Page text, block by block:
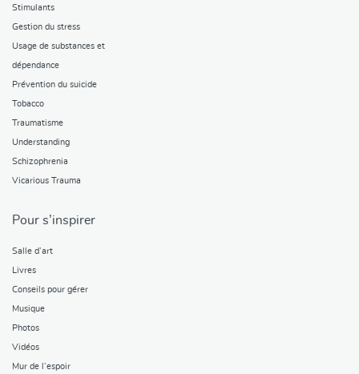
Stimulants
Gestion du stress
Usage de substances et
dépendance
Prévention du suicide
Tobacco
Traumatisme
Understanding
Schizophrenia
Vicarious Trauma
Pour s’inspirer
Salle d’art
Livres
Conseils pour gérer
Musique
Photos
Vidéos
Mur de l’espoir